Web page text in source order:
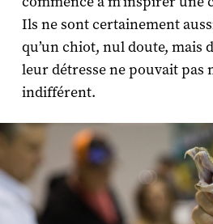
Ils ne sont certainement
qu’un chiot, nul doute, mais
leur détresse ne pouvait pas
indifférent.